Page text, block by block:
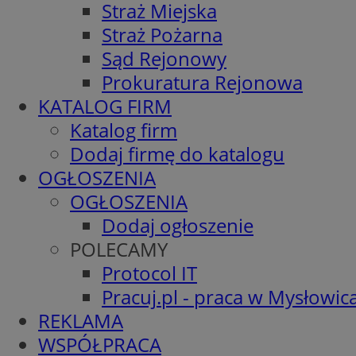
Straż Miejska
Straż Pożarna
Sąd Rejonowy
Prokuratura Rejonowa
KATALOG FIRM
Katalog firm
Dodaj firmę do katalogu
OGŁOSZENIA
OGŁOSZENIA
Dodaj ogłoszenie
POLECAMY
Protocol IT
Pracuj.pl - praca w
REKLAMA
WSPÓŁPRACA